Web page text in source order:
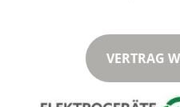
VERTRAG